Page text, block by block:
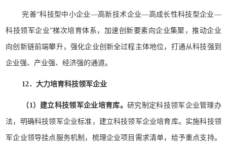
完善“科技型中小企业—高新技术企业—高成长性科技型企业—
科技领军企业”梯次培育体系，加速创新要素向企业集聚，推动企业
向创新链前端攀升，强化企业创新全过程主体地位，打通从科技强到
企业强、产业强、经济强的通道。
12．大力培育科技领军企业
（1）建立科技领军企业培育库。 研究制定科技领军企业管理办
法，明确科技领军企业标准，建立科技领军企业培育库。实施科技领
军企业领导挂点服务机制，梳理企业项目需求清单，给予重点支持。